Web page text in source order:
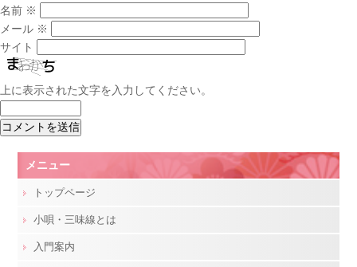
名前 ※
メール ※
サイト
上に表示された文字を入力してください。
メニュー
トップページ
小唄・三味線とは
入門案内